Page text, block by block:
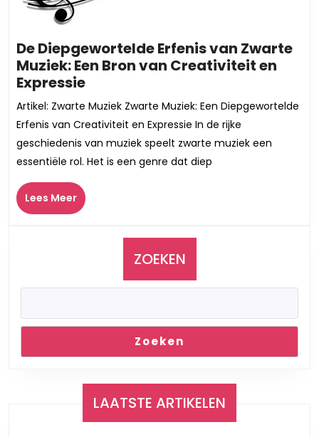
De Diepgewortelde Erfenis van Zwarte
Muziek: Een Bron van Creativiteit en
ExpressieDe
Diepgewortelde
Erfenis
van
Zwarte
Muziek:
Bron
Creativiteit
Expressie
Artikel: Zwarte Muziek Zwarte Muziek: Een Diepgewortelde
Erfenis van Creativiteit en Expressie In de rijke
geschiedenis van muziek speelt zwarte muziek een
essentiële rol. Het is een genre dat diep
Lees MeerLees
Meer
ZOEKEN
Zoeken
LAATSTE ARTIKELEN